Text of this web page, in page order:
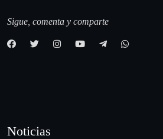
Sigue, comenta y comparte
Noticias